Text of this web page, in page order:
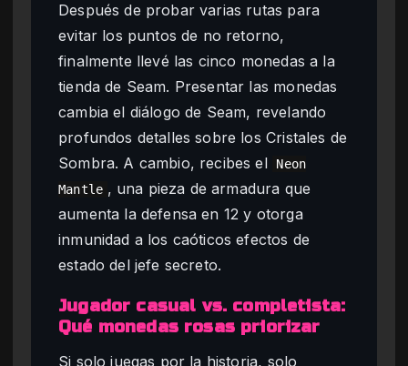
Después de probar varias rutas para
evitar los puntos de no retorno,
finalmente llevé las cinco monedas a la
tienda de Seam. Presentar las monedas
cambia el diálogo de Seam, revelando
profundos detalles sobre los Cristales de
Sombra. A cambio, recibes el
Neon
Mantle , una pieza de armadura que
aumenta la defensa en 12 y otorga
inmunidad a los caóticos efectos de
estado del jefe secreto.
Jugador casual vs. completista:
Qué monedas rosas priorizar
Si solo juegas por la historia, solo